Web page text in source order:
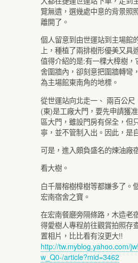
覽無遺，選幾處中意的背景照
離開了。
個人留意到由世運站到主場館
上，種植了兩排樹形優美又
值得介紹的是:有一棵大樟樹
舍圍牆內，卻刻意把圍牆轉彎
為主場館東南角的地標。
從世運站向北走一、 兩百公
(東)是工廠大門，要先申請獲
區大門，雖設門房有保全，但
寧，並不管制入出。因此，是
可是，進入頗負盛名的煉油廠
看大樹。
白千層榕樹樟樹等都嫌多了。
宏南宿舍之寶。
在宏南餐廳旁隔條路，木造老
得愛樹人專程前往觀賞拍照存
置相片，比比看有沒更大!!
http://tw.myblog.yahoo.com/
w_Q0-/article?mid=3462